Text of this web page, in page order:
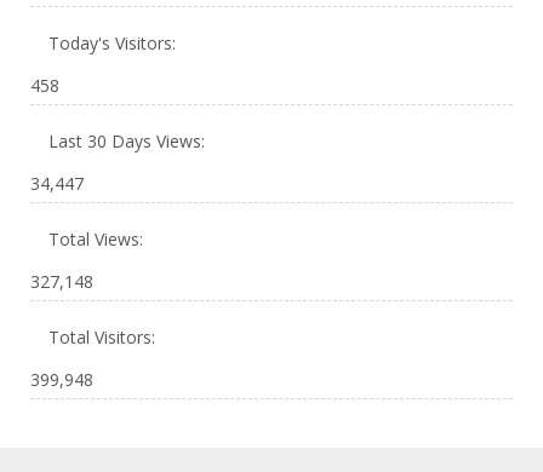
Today's Visitors:
458
Last 30 Days Views:
34,447
Total Views:
327,148
Total Visitors:
399,948